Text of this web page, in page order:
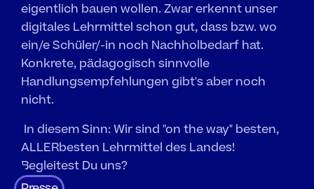
eigentlich bauen wollen. Zwar erkennt unser
digitales Lehrmittel schon gut, dass bzw. wo
ein/e Schüler/-in noch Nachholbedarf hat.
Konkrete, pädagogisch sinnvolle
Handlungsempfehlungen gibt's aber noch
nicht.
ALLERbesten Lehrmittel des Landes!
Begleitest Du uns?